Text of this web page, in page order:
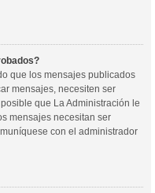
que los mensajes publicados
mensajes, necesiten ser
que La Administración le
mensajes necesitan ser
con el administrador